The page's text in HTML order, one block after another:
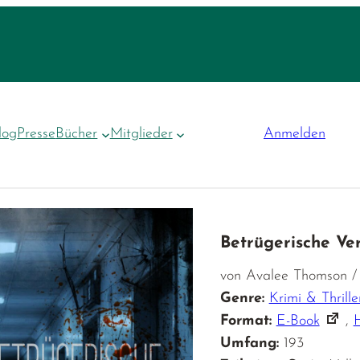
PresseBücher Mitglieder Anmelden
Betrügerische
von Avalee Thomson
Genre: Krimi &
Format: E-Book ,
Umfang: 193